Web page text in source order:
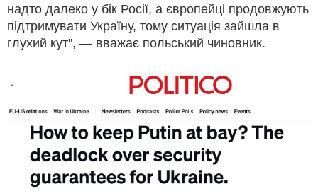
надто далеко у бік Росії, а європейці продовжують
підтримувати Україну, тому ситуація зайшла в
глухий кут", — вважає польський чиновник.